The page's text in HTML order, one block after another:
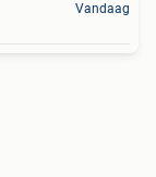
Vandaag